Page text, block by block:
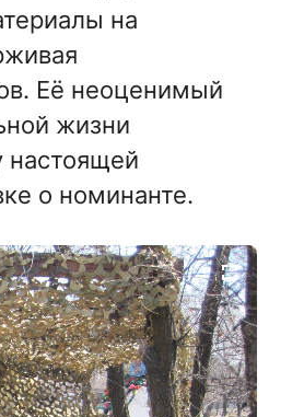
на
Её неоценимый
жизни
настоящей
о номинанте.